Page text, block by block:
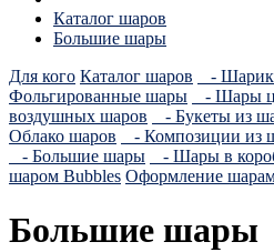
Каталог шаров
Большие шары
Для кого Каталог шаров -
Фольгированные шары
- Шары
воздушных шаров
- Букеты из
Облако шаров
- Композиции из
- Большие шары
- Шары в
шаром Bubbles Оформление
Большие шары